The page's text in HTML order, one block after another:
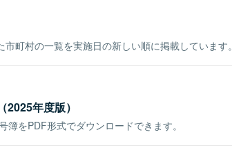
町村の一覧を実施日の新しい順に掲載しています。
年度版）
簿をPDF形式でダウンロードできます。